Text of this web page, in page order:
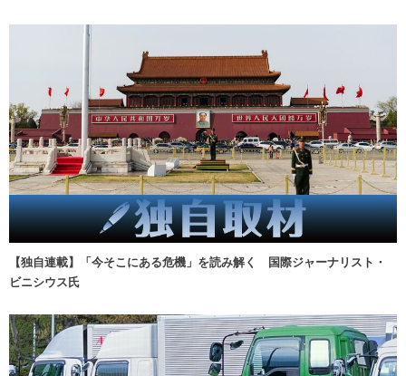
【独自連載】「今そこにある危機」を読み解く 国際ジャーナリスト・
ビニシウス氏